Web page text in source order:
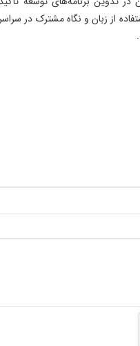
از زبان و نگاه مشترک در